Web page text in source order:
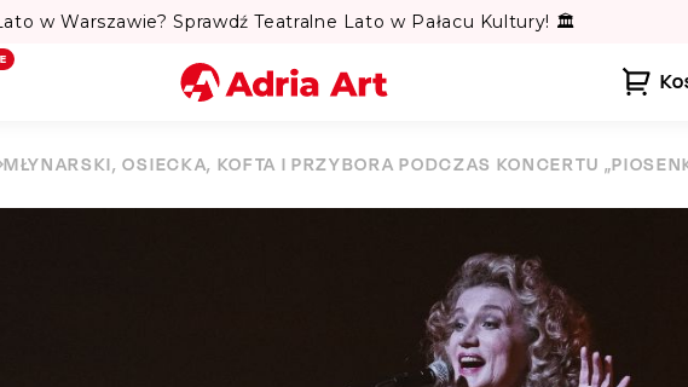
w Warszawie? Sprawdź Teatralne Lato w Pałacu Kultury! 🏛️
Miasto
MŁYNARSKI, OSIECKA, KOFTA I PRZYBORA PODCZAS KONCERTU